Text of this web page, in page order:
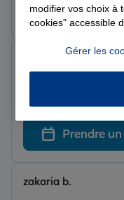
Prendre un
Note de 4 sur 5
Le 07/04/2026 -
Prendre
zakaria b.
modifier vos choix à
cookies" accessible
Gérer les